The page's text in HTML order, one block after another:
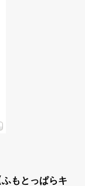
もとっぱらキ